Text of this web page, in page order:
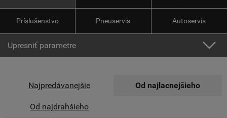
Príslušenstvo Pneuservis Autoservis
Upresniť parametre
Najpredávanejšie Od najlacnejšieho
Od najdrahšieho